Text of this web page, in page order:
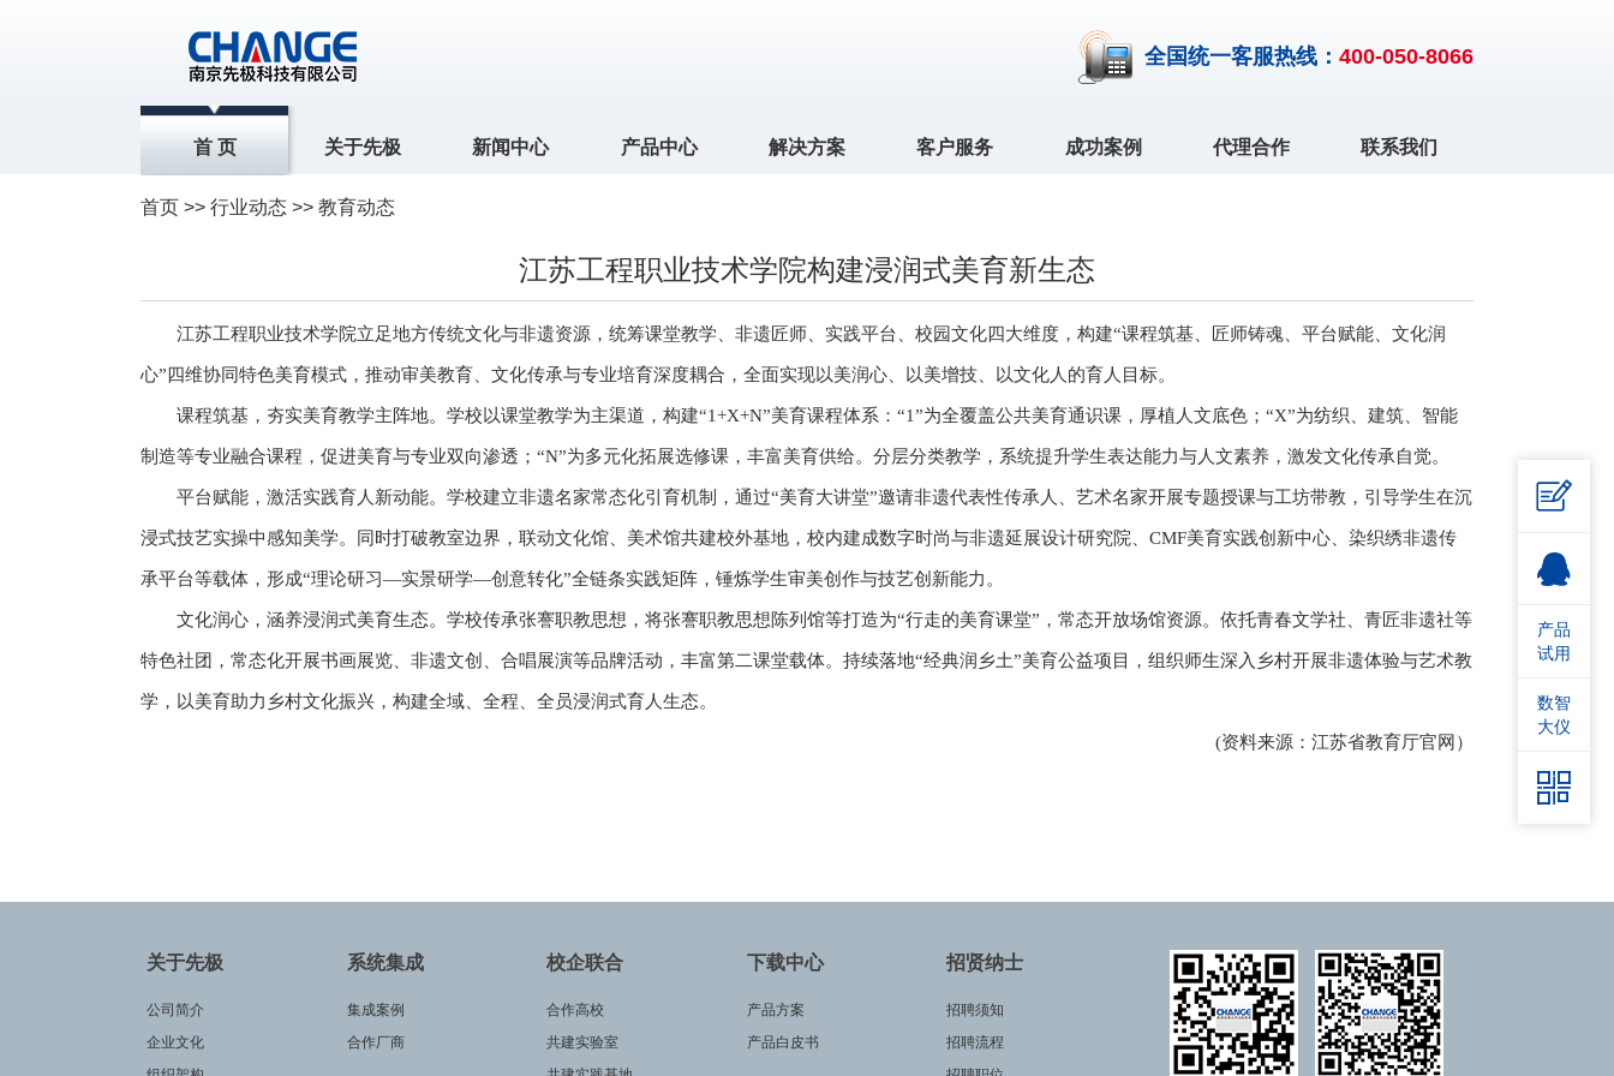
全国统一客服热线： 400-050-8066
首 页 关于先极 新闻中心 产品中心 解决方案 客户服务 成功案例 代理合作 联系我们
首页 >> 行业动态 >> 教育动态
江苏工程职业技术学院构建浸润式美育新生态
江苏工程职业技术学院立足地方传统文化与非遗资源，统筹课堂教学、非遗匠师、实践平台、校园文化四大维度，构建“课程筑基、匠师铸魂、平台赋能、文化润
心”四维协同特色美育模式，推动审美教育、文化传承与专业培育深度耦合，全面实现以美润心、以美增技、以文化人的育人目标。
课程筑基，夯实美育教学主阵地。学校以课堂教学为主渠道，构建“1+X+N”美育课程体系：“1”为全覆盖公共美育通识课，厚植人文底色；“X”为纺织、建筑、智能
制造等专业融合课程，促进美育与专业双向渗透；“N”为多元化拓展选修课，丰富美育供给。分层分类教学，系统提升学生表达能力与人文素养，激发文化传承自觉。
平台赋能，激活实践育人新动能。学校建立非遗名家常态化引育机制，通过“美育大讲堂”邀请非遗代表性传承人、艺术名家开展专题授课与工坊带教，引导学生在沉
浸式技艺实操中感知美学。同时打破教室边界，联动文化馆、美术馆共建校外基地，校内建成数字时尚与非遗延展设计研究院、CMF美育实践创新中心、染织绣非遗传
承平台等载体，形成“理论研习—实景研学—创意转化”全链条实践矩阵，锤炼学生审美创作与技艺创新能力。
文化润心，涵养浸润式美育生态。学校传承张謇职教思想，将张謇职教思想陈列馆等打造为“行走的美育课堂”，常态开放场馆资源。依托青春文学社、青匠非遗社等
特色社团，常态化开展书画展览、非遗文创、合唱展演等品牌活动，丰富第二课堂载体。持续落地“经典润乡土”美育公益项目，组织师生深入乡村开展非遗体验与艺术教
学，以美育助力乡村文化振兴，构建全域、全程、全员浸润式育人生态。
(资料来源：江苏省教育厅官网）
关于先极
公司简介
企业文化
系统集成
集成案例
合作厂商
校企联合
合作高校
共建实验室
下载中心
产品方案
产品白皮书
招贤纳士
招聘须知
招聘流程

产品
试用
数智
大仪
